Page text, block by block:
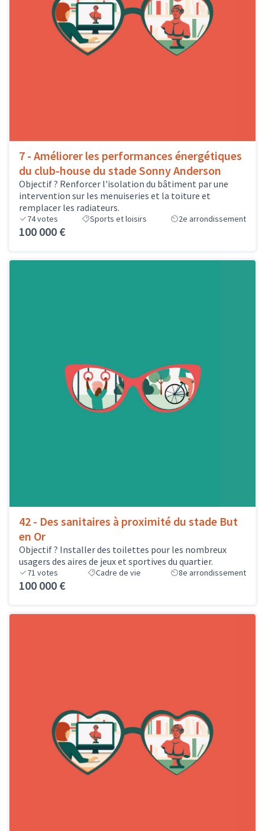
7 - Améliorer les performances énergétiques
du club-house du stade Sonny Anderson
Objectif ? Renforcer l'isolation du bâtiment par une
intervention sur les menuiseries et la toiture et
remplacer les radiateurs.
74votes Sports et loisirs 2e arrondissement
100 000 €
42 - Des sanitaires à proximité du stade But
en Or
Objectif ? Installer des toilettes pour les nombreux
usagers des aires de jeux et sportives du quartier.
71 votes Cadre de vie 8e arrondissement
100 000 €